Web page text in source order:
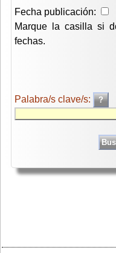
Fecha publicación:
Marque la casilla si
fechas.
Palabra/s clave/s: